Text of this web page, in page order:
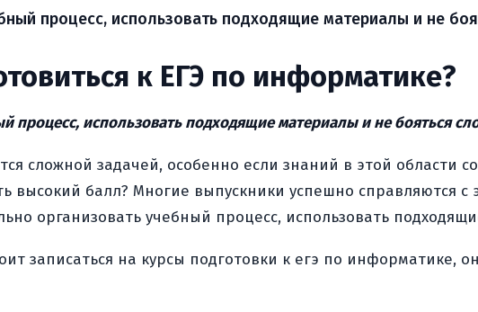
процесс, использовать подходящие материалы и не
к ЕГЭ по информатике?
процесс, использовать подходящие материалы и не бояться
сложной задачей, особенно если знаний в этой области
высокий балл? Многие выпускники успешно справляются
организовать учебный процесс, использовать
записаться на курсы подготовки к егэ по информатике,